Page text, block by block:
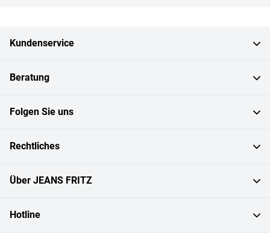
Kundenservice
Beratung
Folgen Sie uns
Rechtliches
Über JEANS FRITZ
Hotline